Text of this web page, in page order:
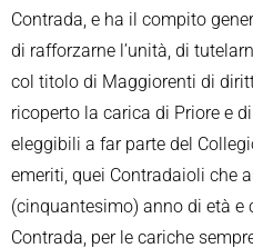
Contrada, e ha il compito
di rafforzarne l’unità, di
col titolo di Maggiorenti di
ricoperto la carica di Priore e
eleggibili a far parte del
emeriti, quei Contradaioli che
(cinquantesimo) anno di età e
Contrada, per le cariche